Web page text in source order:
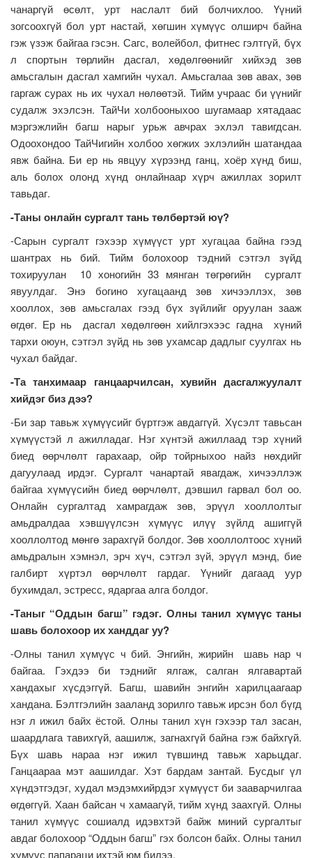
чанаргүй өсөлт, урт наслалт бий болчихлоо. Үүний
зогсоохгүй бол урт настай, хөгшин хүмүүс олширч байна
гэж үзэж байгаа гэсэн. Сагс, волейбол, фитнес гэлтгүй, бүх
л спортын төрлийн дасгал, хөдөлгөөнийг хийхэд зөв
амьсгалын дасгал хамгийн чухал. Амьсгалаа зөв авах, зөв
гаргаж сурах нь их чухал нөлөөтэй. Тийм учраас би үүнийг
судалж эхэлсэн. ТайЧи холбооныхоо шугамаар хятадаас
мэргэжлийн багш нарыг урьж авчрах эхлэл тавигдсан.
Одоохондоо ТайЧигийн холбоо хөгжих эхлэлийн шатандаа
явж байна. Би ер нь явцуу хүрээнд ганц, хоёр хүнд биш,
аль болох олонд хүнд онлайнаар хүрч ажиллах зорилт
тавьдаг.
-Таны онлайн сургалт тань төлбөртэй юү?
-Сарын сургалт гэхээр хүмүүст урт хугацаа байна гээд
шантрах нь бий. Тийм болохоор тэдний сэтгэл зүйд
тохируулан 10 хоногийн 33 мянган төгрөгийн сургалт
явуулдаг. Энэ богино хугацаанд зөв хичээллэх, зөв
хооллох, зөв амьсгалах гээд бүх зүйлийг оруулан зааж
өгдөг. Ер нь дасгал хөдөлгөөн хийлгэхээс гадна хүний
тархи оюун, сэтгэл зүйд нь зөв ухамсар дадлыг суулгах нь
чухал байдаг.
-Та танхимаар ганцаарчилсан, хувийн дасгалжуулалт
хийдэг биз дээ?
-Би зар тавьж хүмүүсийг бүртгэж авдаггүй. Хүсэлт тавьсан
хүмүүстэй л ажилладаг. Нэг хүнтэй ажиллаад тэр хүний
биед өөрчлөлт гарахаар, ойр тойрныхоо найз нөхдийг
дагуулаад ирдэг. Сургалт чанартай явагдаж, хичээллэж
байгаа хүмүүсийн биед өөрчлөлт, дэвшил гарвал бол оо.
Онлайн сургалтад хамрагдаж зөв, эрүүл хооллолтыг
амьдралдаа хэвшүүлсэн хүмүүс илүү зүйлд ашиггүй
хооллолтод мөнгө зарахгүй болдог. Зөв хооллолтоос хүний
амьдралын хэмнэл, эрч хүч, сэтгэл зүй, эрүүл мэнд, бие
галбирт хүртэл өөрчлөлт гардаг. Үүнийг дагаад уур
бухимдал, эстресс, ядаргаа алга болдог.
-Таныг “Оддын багш” гэдэг. Олны танил хүмүүс таны
шавь болохоор их ханддаг уу?
-Олны танил хүмүүс ч бий. Энгийн, жирийн шавь нар ч
байгаа. Гэхдээ би тэднийг ялгаж, салган ялгавартай
хандахыг хүсдэггүй. Багш, шавийн энгийн харилцаагаар
хандана. Бэлтгэлийн зааланд зорилго тавьж ирсэн бол бүгд
нэг л ижил байх ёстой. Олны танил хүн гэхээр тал засан,
шаардлага тавихгүй, аашилж, загнахгүй байна гэж байхгүй.
Бүх шавь нараа нэг ижил түвшинд тавьж харьцдаг.
Ганцаараа мэт аашилдаг. Хэт бардам зантай. Бусдыг үл
хүндэтгэдэг, худал мэдэмхийрдэг хүмүүст би зааварчилгаа
өгдөггүй. Хаан байсан ч хамаагүй, тийм хүнд заахгүй. Олны
танил хүмүүс сошиалд идэвхтэй байж миний сургалтыг
авдаг болохоор “Оддын багш” гэх болсон байх. Олны танил
хүмүүс папараци ихтэй юм билээ.